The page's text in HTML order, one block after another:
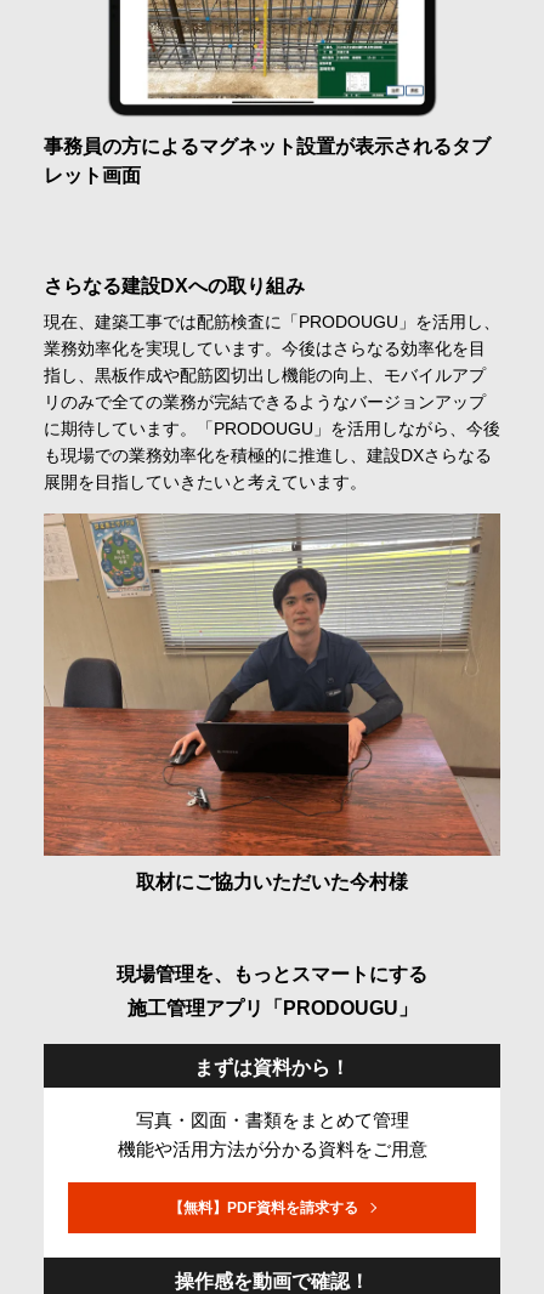
事務員の方によるマグネット設置が表示されるタブ
レット画面
さらなる建設DXへの取り組み
現在、建築工事では配筋検査に「PRODOUGU」を活用し、
業務効率化を実現しています。今後はさらなる効率化を目
指し、黒板作成や配筋図切出し機能の向上、モバイルアプ
リのみで全ての業務が完結できるようなバージョンアップ
に期待しています。「PRODOUGU」を活用しながら、今後
も現場での業務効率化を積極的に推進し、建設DXさらなる
展開を目指していきたいと考えています。
取材にご協力いただいた今村様
現場管理を、もっとスマートにする
施工管理アプリ「PRODOUGU」
まずは資料から！​
写真・図面・書類をまとめて管理
機能や活用方法が分かる資料をご用意
【無料】PDF資料を請求する
操作感を動画で確認！